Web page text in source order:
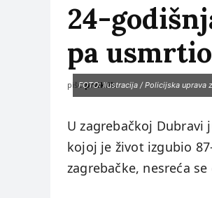
24-
pa
piše:prviklik
FOTO: Ilustracija / Policijska uprava
U zagrebačkoj
kojoj je život izgubio
zagrebačke, nesreća